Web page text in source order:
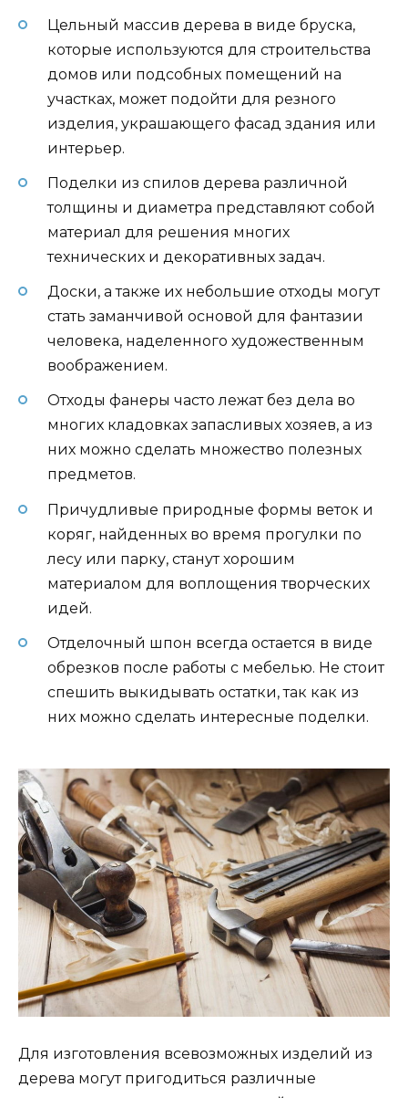
Цельный массив дерева в виде бруска,
которые используются для строительства
домов или подсобных помещений на
участках, может подойти для резного
изделия, украшающего фасад здания или
интерьер.
Поделки из спилов дерева различной
толщины и диаметра представляют собой
материал для решения многих
технических и декоративных задач.
Доски, а также их небольшие отходы могут
стать заманчивой основой для фантазии
человека, наделенного художественным
воображением.
Отходы фанеры часто лежат без дела во
многих кладовках запасливых хозяев, а из
них можно сделать множество полезных
предметов.
Причудливые природные формы веток и
коряг, найденных во время прогулки по
лесу или парку, станут хорошим
материалом для воплощения творческих
идей.
Отделочный шпон всегда остается в виде
обрезков после работы с мебелью. Не стоит
спешить выкидывать остатки, так как из
них можно сделать интересные поделки.
Для изготовления всевозможных изделий из
дерева могут пригодиться различные